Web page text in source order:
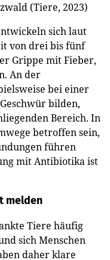
(Tiere, 2023)
sich laut
von drei bis fünf
Grippe mit Fieber,
An der
bei einer
bilden,
Bereich. In
betroffen sein,
führen
mit Antibiotika ist
melden
Tiere häufig
sich Menschen
daher klare